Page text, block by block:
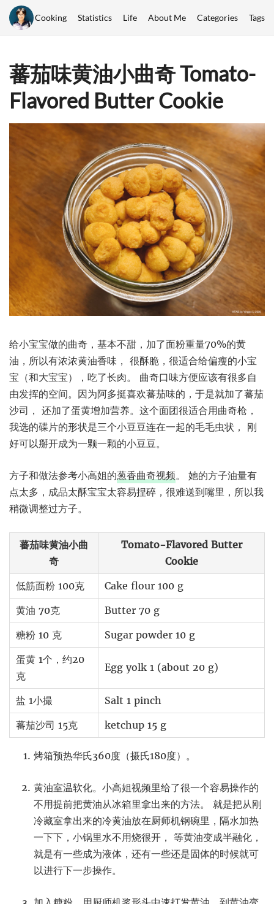
Cooking Statistics Life About Me Categories Tags
蕃茄味黄油小曲奇 Tomato-
Flavored Butter Cookie
给小宝宝做的曲奇，基本不甜，加了面粉重量70%的黄
油，所以有浓浓黄油香味， 很酥脆，很适合给偏瘦的小宝
宝（和大宝宝），吃了长肉。 曲奇口味方便应该有很多自
由发挥的空间。因为阿多挺喜欢蕃茄味的，于是就加了蕃茄
沙司， 还加了蛋黄增加营养。这个面团很适合用曲奇枪，
我选的碟片的形状是三个小豆豆连在一起的毛毛虫状， 刚
好可以掰开成为一颗一颗的小豆豆。
方子和做法参考小高姐的葱香曲奇视频。 她的方子油量有
点太多，成品太酥宝宝太容易捏碎，很难送到嘴里，所以我
稍微调整过方子。
蕃茄味黄油小曲
奇
Tomato-Flavored Butter
Cookie
低筋面粉 100克
Cake flour 100 g
黄油 70克
Butter 70 g
糖粉 10 克
Sugar powder 10 g
蛋黄 1个，约20
克
Egg yolk 1 (about 20 g)
盐 1小撮
Salt 1 pinch
蕃茄沙司 15克
ketchup 15 g
烤箱预热华氏360度（摄氏180度）。
黄油室温软化。小高姐视频里给了很一个容易操作的
不用提前把黄油从冰箱里拿出来的方法。 就是把从刚
冷藏室拿出来的冷黄油放在厨师机钢碗里，隔水加热
一下下，小锅里水不用烧很开， 等黄油变成半融化，
就是有一些成为液体，还有一些还是固体的时候就可
以进行下一步操作。